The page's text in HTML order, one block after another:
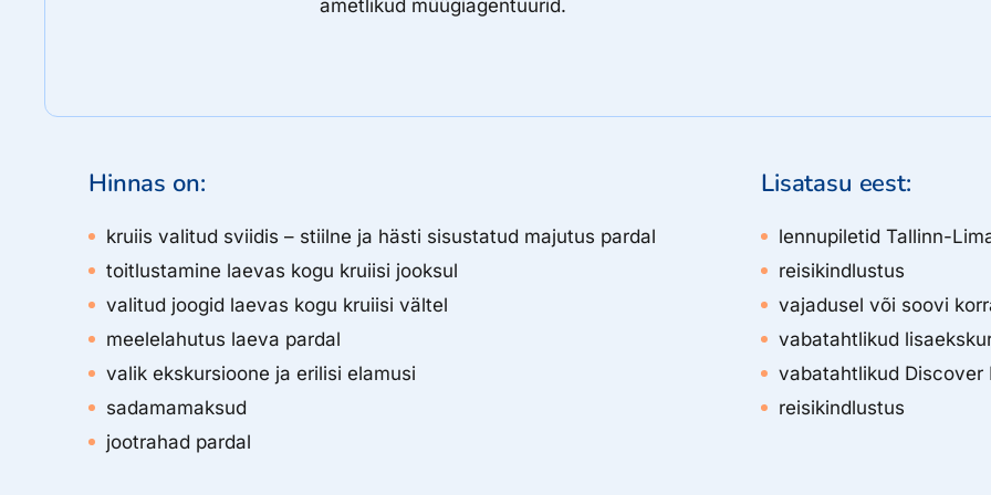
ametlikud müügiagentuurid.
Hinnas on:
​kruiis valitud sviidis – stiilne ja hästi sisustatud majutus pardal
toitlustamine laevas kogu kruiisi jooksul
valitud joogid laevas kogu kruiisi vältel
meelelahutus laeva pardal
valik ekskursioone ja erilisi elamusi
sadamamaksud
jootrahad pardal
Lisatasu eest:
lennupiletid Tallinn-
reisikindlustus
vajadusel või soovi
vabatahtlikud
vabatahtlikud Discover
reisikindlustus